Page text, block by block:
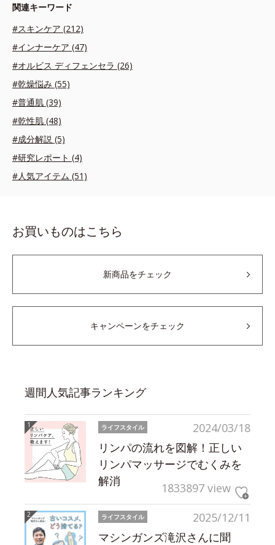
関連キーワード
#スキンケア (212)
#インナーケア (47)
#オルビス ディフェンセラ (26)
#乾燥悩み (55)
#普通肌 (39)
#乾性肌 (48)
#成分解説 (5)
#研究レポート (4)
#人気アイテム (51)
お買いものはこちら
新商品をチェック
キャンペーンをチェック
週間人気記事ランキング
2024/03/18
ライフスタイル
リンパの流れを図解！正しい
リンパマッサージでむくみを
解消
1833897 view
2025/12/11
ライフスタイル
マシンガンズ滝沢さんに聞